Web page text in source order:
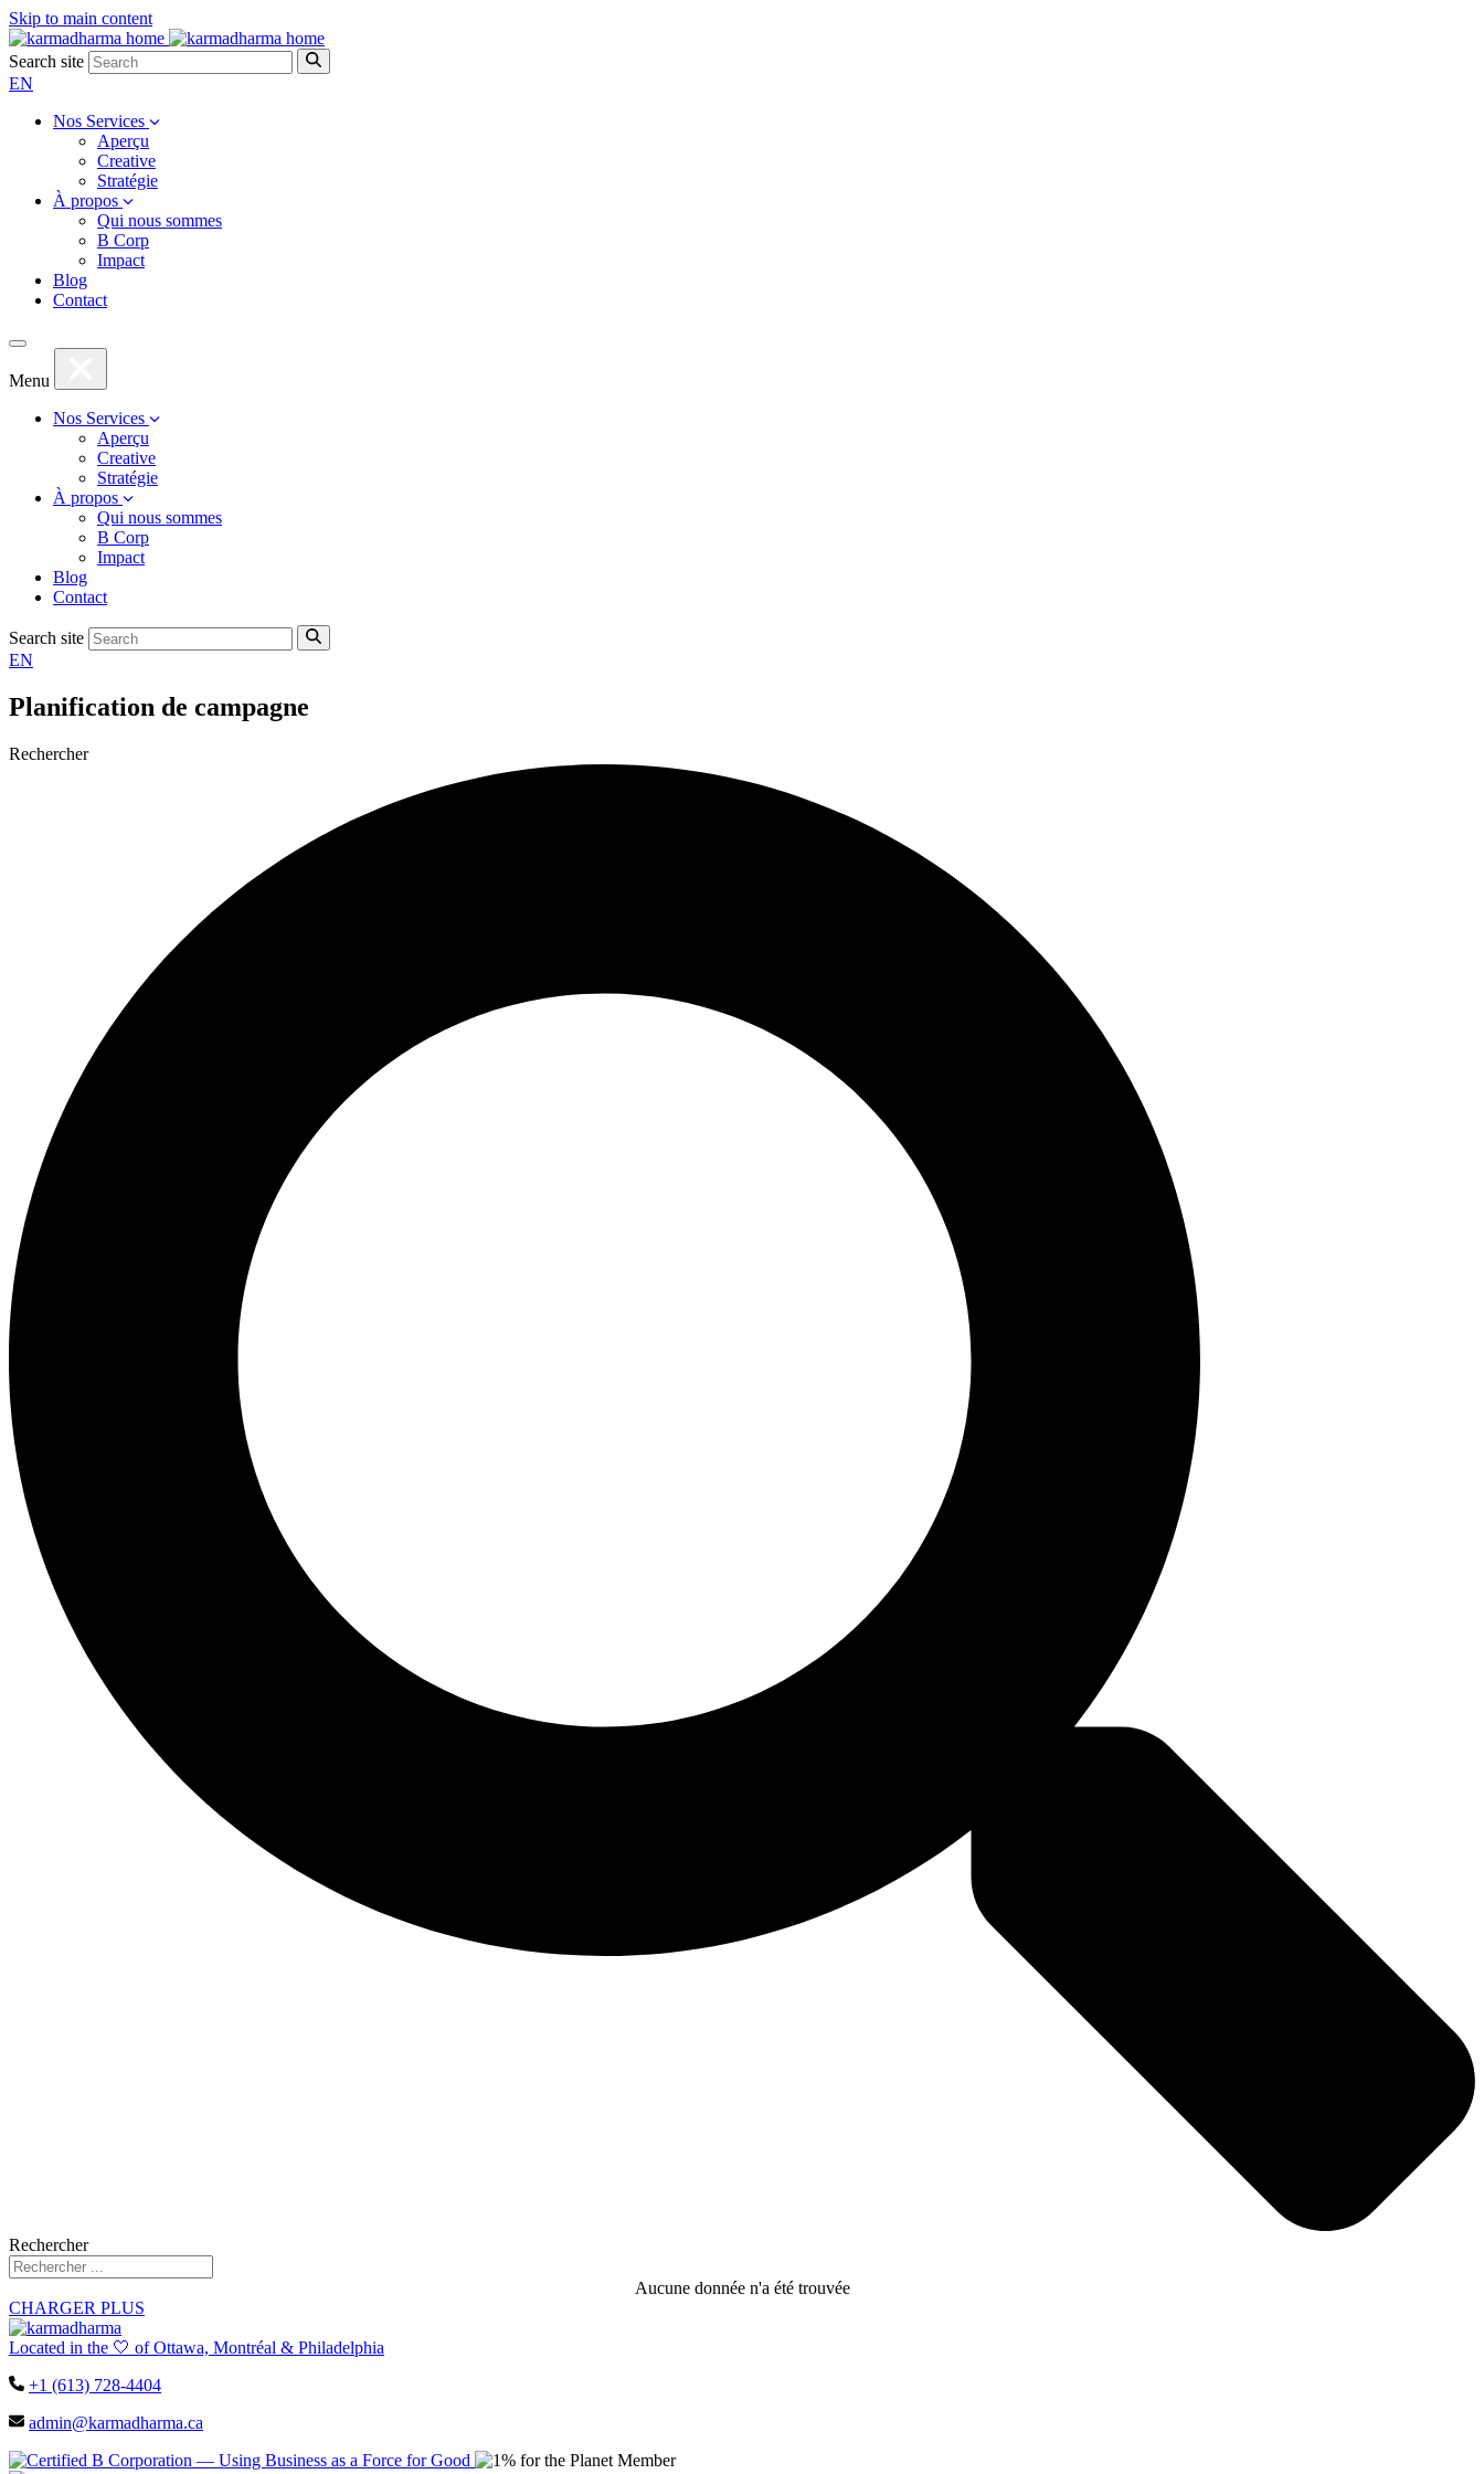
Aller
au
contenu
Skip to main content
Search site
EN
Nos Services
Aperçu
Creative
Stratégie
À propos
Qui nous sommes
B Corp
Impact
Blog
Contact
Menu
Nos Services
Aperçu
Creative
Stratégie
À propos
Qui nous sommes
B Corp
Impact
Blog
Contact
Search site
EN
Planification de campagne
Rechercher
Rechercher
Aucune donnée n'a été trouvée
CHARGER PLUS
Located in the 🤍 of Ottawa, Montréal & Philadelphia
+1 (613) 728-4404
admin@karmadharma.ca